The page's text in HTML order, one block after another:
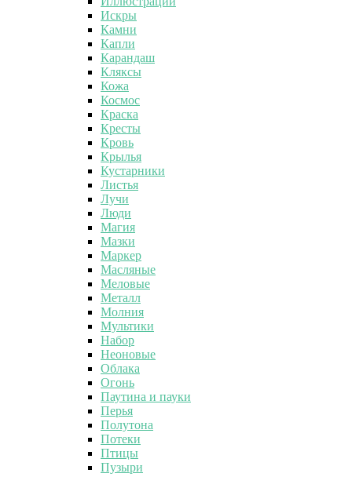
Искры
Камни
Капли
Карандаш
Кляксы
Кожа
Космос
Краска
Кресты
Кровь
Крылья
Кустарники
Листья
Лучи
Люди
Магия
Мазки
Маркер
Масляные
Меловые
Металл
Молния
Мультики
Набор
Неоновые
Облака
Огонь
Паутина и пауки
Перья
Полутона
Потеки
Птицы
Пузыри